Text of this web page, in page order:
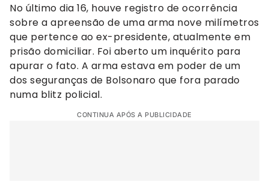
No último dia 16, houve registro de ocorrência
sobre a apreensão de uma arma nove milímetros
que pertence ao ex-presidente, atualmente em
prisão domiciliar. Foi aberto um inquérito para
apurar o fato. A arma estava em poder de um
dos seguranças de Bolsonaro que fora parado
numa blitz policial.
CONTINUA APÓS A PUBLICIDADE